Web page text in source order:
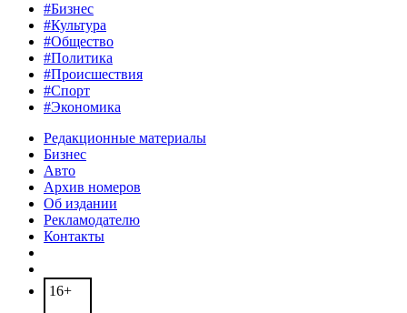
#Бизнес
#Культура
#Общество
#Политика
#Происшествия
#Спорт
#Экономика
Редакционные материалы
Бизнес
Авто
Архив номеров
Об издании
Рекламодателю
Контакты
16+